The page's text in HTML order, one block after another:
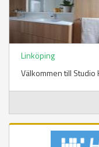
Linköping
Välkommen till Studio